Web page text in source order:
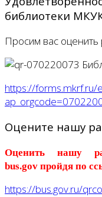
библиотеки
Просим вас оценить
https://forms.mkrf.ru/
Оцените нашу
Оценить нашу
bus.gov пройдя по
https://bus.gov.ru/